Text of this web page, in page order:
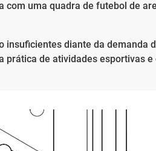
uma quadra de futebol de
insuficientes diante da demanda
prática de atividades esportivas